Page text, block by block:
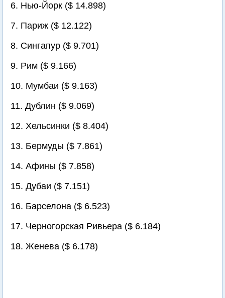
6. Нью-Йорк ($ 14.898)
7. Париж ($ 12.122)
8. Сингапур ($ 9.701)
9. Рим ($ 9.166)
10. Мумбаи ($ 9.163)
11. Дублин ($ 9.069)
12. Хельсинки ($ 8.404)
13. Бермуды ($ 7.861)
14. Афины ($ 7.858)
15. Дубаи ($ 7.151)
16. Барселона ($ 6.523)
17. Черногорская Ривьера ($ 6.184)
18. Женева ($ 6.178)